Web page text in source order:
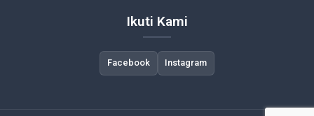
Ikuti Kami
Facebook Instagram